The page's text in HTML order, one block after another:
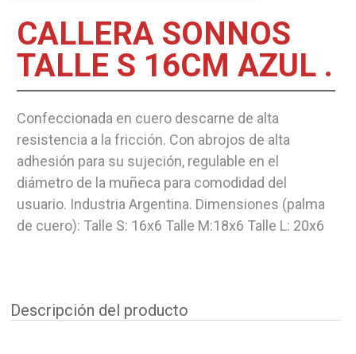
CALLERA SONNOS
TALLE S 16CM AZUL .
Confeccionada en cuero descarne de alta
resistencia a la fricción. Con abrojos de alta
adhesión para su sujeción, regulable en el
diámetro de la muñeca para comodidad del
usuario. Industria Argentina. Dimensiones (palma
de cuero): Talle S: 16x6 Talle M:18x6 Talle L: 20x6
Descripción del producto